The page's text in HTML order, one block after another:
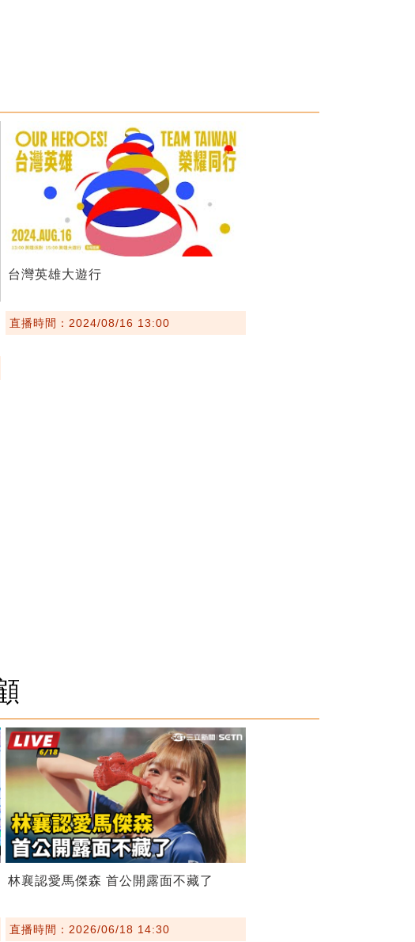
台灣英雄大遊行
直播時間：2024/08/16 13:00
林襄認愛馬傑森 首公開露面不藏了
直播時間：2026/06/18 14:30